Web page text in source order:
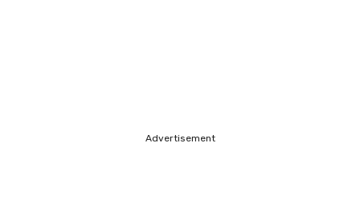
Advertisement